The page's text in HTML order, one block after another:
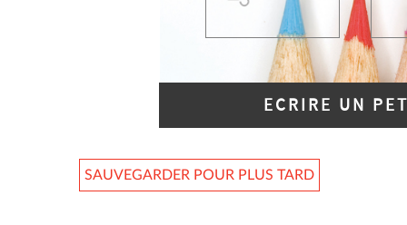
ECRIRE UN
SAUVEGARDER POUR PLUS TARD